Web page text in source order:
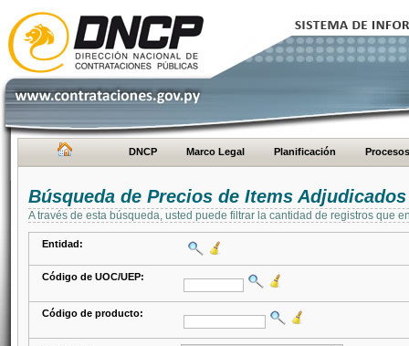
DNCP Marco Legal Planificación Procesos
Búsqueda de Precios de Items Adjudicados
A través de esta búsqueda, usted puede filtrar la cantidad de registros que
Entidad:
Código de UOC/UEP:
Código de producto: